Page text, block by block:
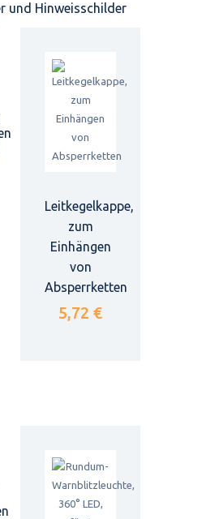
und Hinweisschilder
Leitkegelkappe,
zum
Einhängen
von
Absperrketten
5,72 €